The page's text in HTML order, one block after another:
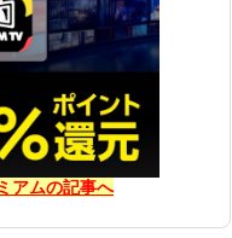
アムの記事へ